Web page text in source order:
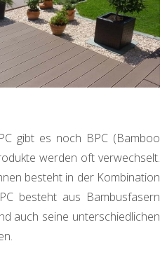
gibt es noch BPC (Bamboo
werden oft verwechselt.
besteht in der Kombination
besteht aus Bambusfasern
auch seine unterschiedlichen